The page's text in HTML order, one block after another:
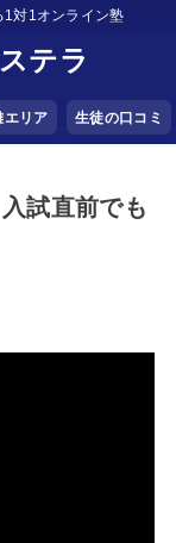
対1オンライン塾
テラ
エリア 生徒の口コミ
試直前でも